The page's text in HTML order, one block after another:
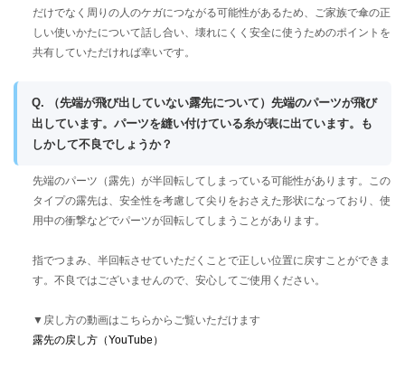
だけでなく周りの人のケガにつながる可能性があるため、ご家族で傘の正
しい使いかたについて話し合い、壊れにくく安全に使うためのポイントを
共有していただければ幸いです。
Q. （先端が飛び出していない露先について）先端のパーツが飛び
出しています。パーツを縫い付けている糸が表に出ています。も
しかして不良でしょうか？
先端のパーツ（露先）が半回転してしまっている可能性があります。この
タイプの露先は、安全性を考慮して尖りをおさえた形状になっており、使
用中の衝撃などでパーツが回転してしまうことがあります。
指でつまみ、半回転させていただくことで正しい位置に戻すことができま
す。不良ではございませんので、安心してご使用ください。
▼戻し方の動画はこちらからご覧いただけます
露先の戻し方（YouTube）